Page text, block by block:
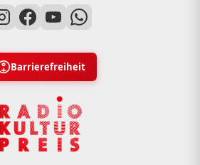
Barrierefreiheit